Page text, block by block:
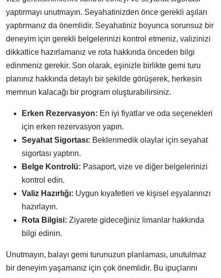
yaptırmayı unutmayın. Seyahatinizden önce gerekli aşıları
yaptırmanız da önemlidir. Seyahatiniz boyunca sorunsuz bir
deneyim için gerekli belgelerinizi kontrol etmeniz, valizinizi
dikkatlice hazırlamanız ve rota hakkında önceden bilgi
edinmeniz gerekir. Son olarak, eşinizle birlikte gemi turu
planınız hakkında detaylı bir şekilde görüşerek, herkesin
memnun kalacağı bir program oluşturabilirsiniz.
Erken Rezervasyon: En iyi fiyatlar ve oda seçenekleri
için erken rezervasyon yapın.
Seyahat Sigortası: Beklenmedik olaylar için seyahat
sigortası yaptırın.
Belge Kontrolü: Pasaport, vize ve diğer belgelerinizi
kontrol edin.
Valiz Hazırlığı: Uygun kıyafetleri ve kişisel eşyalarınızı
hazırlayın.
Rota Bilgisi: Ziyarete gideceğiniz limanlar hakkında
bilgi edinin.
Unutmayın, balayı gemi turunuzun planlaması, unutulmaz
bir deneyim yaşamanız için çok önemlidir. Bu ipuçlarını